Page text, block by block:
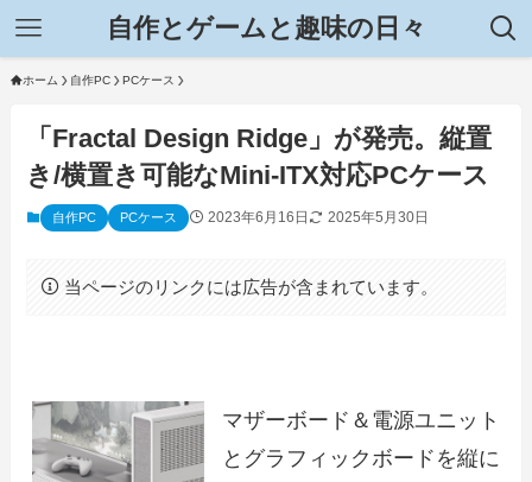
自作とゲームと趣味の日々
ホーム 自作PC PCケース
「Fractal Design Ridge」が発売。縦置
き/横置き可能なMini-ITX対応PCケース
自作PC PCケース 2023年6月16日 2025年5月30日
当ページのリンクには広告が含まれています。
マザーボード＆電源ユニット
とグラフィックボードを縦に